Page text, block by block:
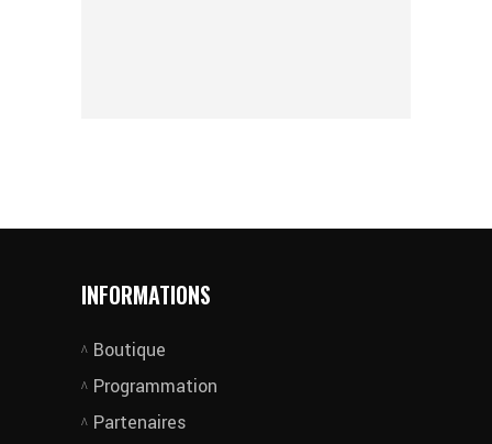
INFORMATIONS
Boutique
Programmation
Partenaires